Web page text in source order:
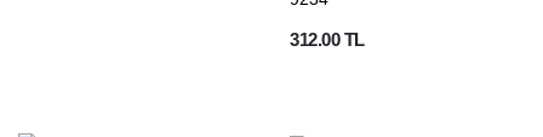
312.00 TL